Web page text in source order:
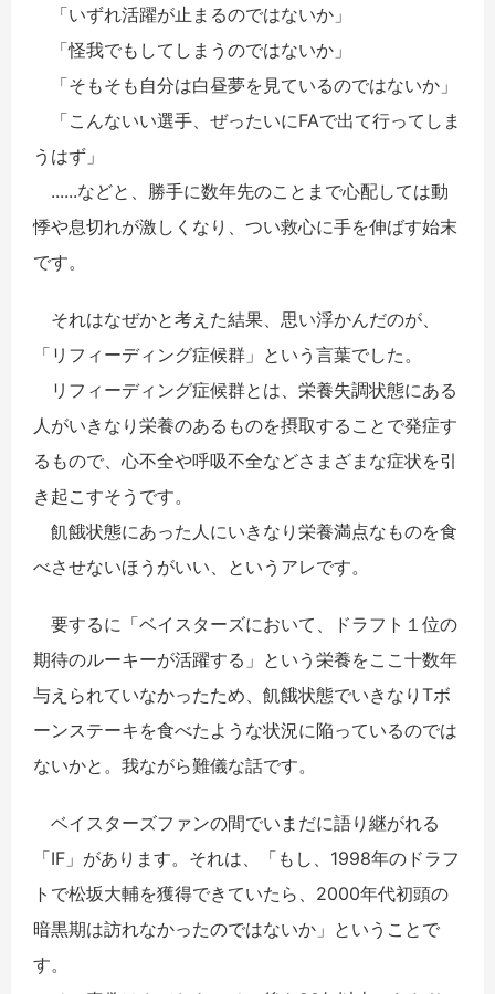
「いずれ活躍が止まるのではないか」
「怪我でもしてしまうのではないか」
「そもそも自分は白昼夢を見ているのではないか」
「こんないい選手、ぜったいにFAで出て行ってしま
うはず」
......などと、勝手に数年先のことまで心配しては動
悸や息切れが激しくなり、つい救心に手を伸ばす始末
です。
それはなぜかと考えた結果、思い浮かんだのが、
「リフィーディング症候群」という言葉でした。
リフィーディング症候群とは、栄養失調状態にある
人がいきなり栄養のあるものを摂取することで発症す
るもので、心不全や呼吸不全などさまざまな症状を引
き起こすそうです。
飢餓状態にあった人にいきなり栄養満点なものを食
べさせないほうがいい、というアレです。
要するに「ベイスターズにおいて、ドラフト１位の
期待のルーキーが活躍する」という栄養をここ十数年
与えられていなかったため、飢餓状態でいきなりTボ
ーンステーキを食べたような状況に陥っているのでは
ないかと。我ながら難儀な話です。
ベイスターズファンの間でいまだに語り継がれる
「IF」があります。それは、「もし、1998年のドラフ
トで松坂大輔を獲得できていたら、2000年代初頭の
暗黒期は訪れなかったのではないか」ということで
す。